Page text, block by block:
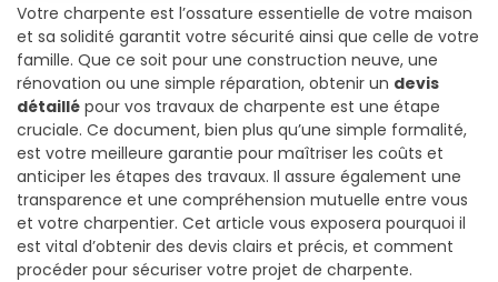
Votre charpente est l’ossature essentielle de votre maison
et sa solidité garantit votre sécurité ainsi que celle de votre
famille. Que ce soit pour une construction neuve, une
rénovation ou une simple réparation, obtenir un devis
détaillé pour vos travaux de charpente est une étape
cruciale. Ce document, bien plus qu’une simple formalité,
est votre meilleure garantie pour maîtriser les coûts et
anticiper les étapes des travaux. Il assure également une
transparence et une compréhension mutuelle entre vous
et votre charpentier. Cet article vous exposera pourquoi il
est vital d’obtenir des devis clairs et précis, et comment
procéder pour sécuriser votre projet de charpente.